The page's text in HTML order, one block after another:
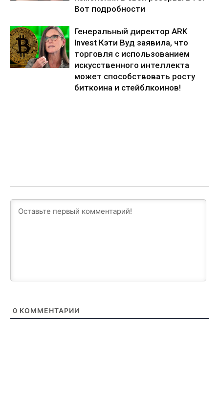
Вот подробности
Генеральный директор ARK
Invest Кэти Вуд заявила, что
торговля с использованием
искусственного интеллекта
может способствовать росту
биткоина и стейблкоинов!
0 КОММЕНТАРИИ